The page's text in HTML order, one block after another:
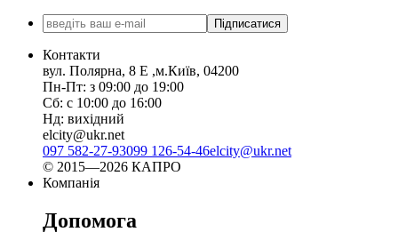
Підписатися
Контакти
вул. Полярна, 8 Е ,м.Київ, 04200
Пн-Пт: з 09:00 до 19:00
Сб: с 10:00 до 16:00
Нд: вихідний
elcity@ukr.net
097 582-27-93099 126-54-46elcity@ukr.net
© 2015—2026 КАПРО
Компанія
Допомога